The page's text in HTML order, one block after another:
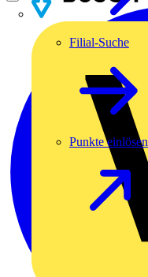
Filial-Suche
Punkte einlösen